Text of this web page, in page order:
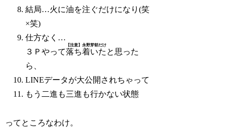
結局…火に油を注ぐだけになり(笑
×笑)
仕方なく…
３Ｐやって落ち着いた
【注意】永野芽郁だけ
と思った
ら、
LINEデータが大公開されちゃって
もう二進も三進も行かない状態
ってところなわけ。